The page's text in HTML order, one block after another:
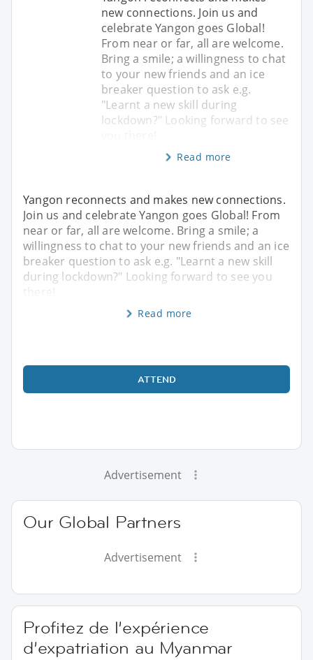
new connections. Join us and
celebrate Yangon goes Global!
From near or far, all are welcome.
Bring a smile; a willingness to chat
to your new friends and an ice
breaker question to ask e.g.
"Learnt a new skill during
lockdown?" Looking forward to see
Read more
Yangon reconnects and makes new connections.
Join us and celebrate Yangon goes Global! From
near or far, all are welcome. Bring a smile; a
willingness to chat to your new friends and an ice
breaker question to ask e.g. "Learnt a new skill
during lockdown?" Looking forward to see you
Read more
ATTEND
Advertisement
Our Global Partners
Advertisement
Profitez de l’expérience
d’expatriation au Myanmar